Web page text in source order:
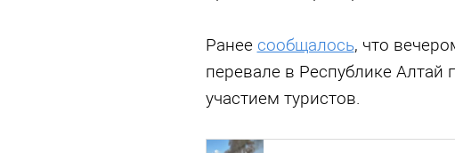
Ранее сообщалось, что
перевале в Республике
участием туристов.